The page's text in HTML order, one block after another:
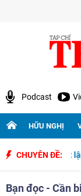
Podcast
HỮU NGHỊ
CHUYÊN ĐỀ:
thiết lập quan
Bạn đọc - Cần